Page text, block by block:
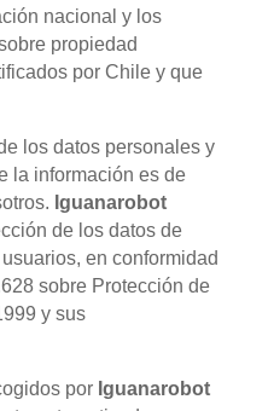
nacional y los
propiedad
por Chile y que
los datos personales y
la información es de
Iguanarobot
de los datos de
en conformidad
sobre Protección de
y sus
por Iguanarobot